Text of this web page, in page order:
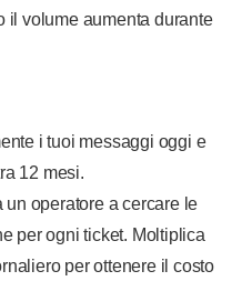
il volume aumenta durante
i tuoi messaggi oggi e
12 mesi.
operatore a cercare le
per ogni ticket. Moltiplica
per ottenere il costo